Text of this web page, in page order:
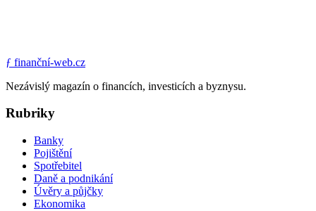
ƒ finanční-web.cz
Nezávislý magazín o financích, investicích a byznysu.
Rubriky
Banky
Pojištění
Spotřebitel
Daně a podnikání
Úvěry a půjčky
Ekonomika